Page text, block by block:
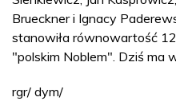
Brueckner i Ignacy
stanowiła równowartość
"polskim Noblem". Dziś ma
rgr/ dym/